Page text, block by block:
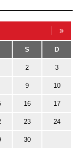
»
S D
2 3
9 10
16 17
23 24
30